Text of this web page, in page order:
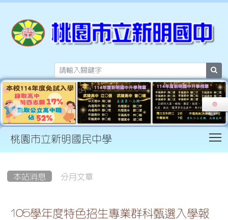
桃園市立新明國民中學
本站消息 分月文章
105學年度特色招生專業群科甄選入學報